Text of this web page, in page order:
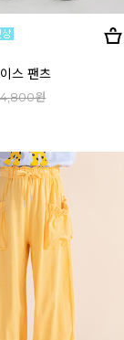
스 팬츠
원